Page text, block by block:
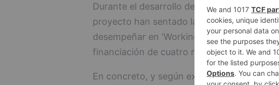
Durante el desarrollo de estas dos
proyecto han sentado las bases de las
desempeñar en 'Working Age'. Un
financiación de cuatro millones de euros
En concreto, y según explican los